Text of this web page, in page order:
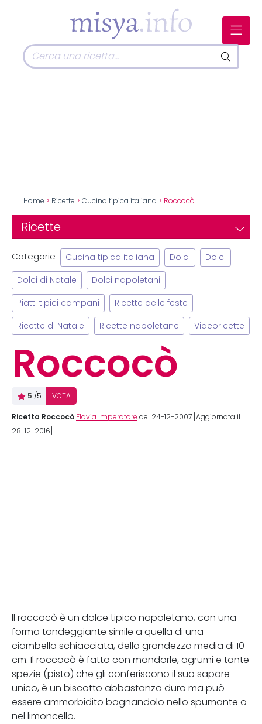
Home > Ricette > Cucina tipica italiana > Roccocò
Ricette
Categorie Cucina tipica italiana Dolci Dolci
Dolci di Natale Dolci napoletani
Piatti tipici campani Ricette delle feste
Ricette di Natale Ricette napoletane Videoricette
Roccocò
5 /5 VOTA
Ricetta Roccocò Flavia Imperatore del 24-12-2007 [Aggiornata il
28-12-2016]
Il roccocò è un dolce tipico napoletano, con una
forma tondeggiante simile a quella di una
ciambella schiacciata, della grandezza media di 10
cm. Il roccocò è fatto con mandorle, agrumi e tante
spezie (pisto) che gli conferiscono il suo sapore
unico, è un biscotto abbastanza duro ma può
essere ammorbidito bagnandolo nello spumante o
nel limoncello.